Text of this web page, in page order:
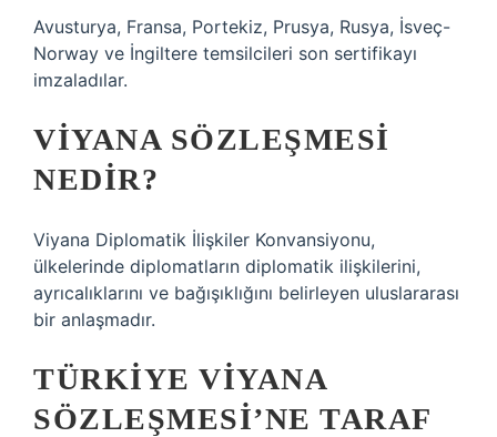
Avusturya, Fransa, Portekiz, Prusya, Rusya, İsveç-
Norway ve İngiltere temsilcileri son sertifikayı
imzaladılar.
VIYANA SÖZLEŞMESI
NEDIR?
Viyana Diplomatik İlişkiler Konvansiyonu,
ülkelerinde diplomatların diplomatik ilişkilerini,
ayrıcalıklarını ve bağışıklığını belirleyen uluslararası
bir anlaşmadır.
TÜRKIYE VIYANA
SÖZLEŞMESI’NE TARAF